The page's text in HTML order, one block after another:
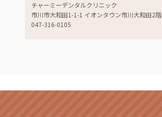
チャーミーデンタルクリニック
市川市大和田1-1-1 イオンタウン市川大和田2階
047-316-0105